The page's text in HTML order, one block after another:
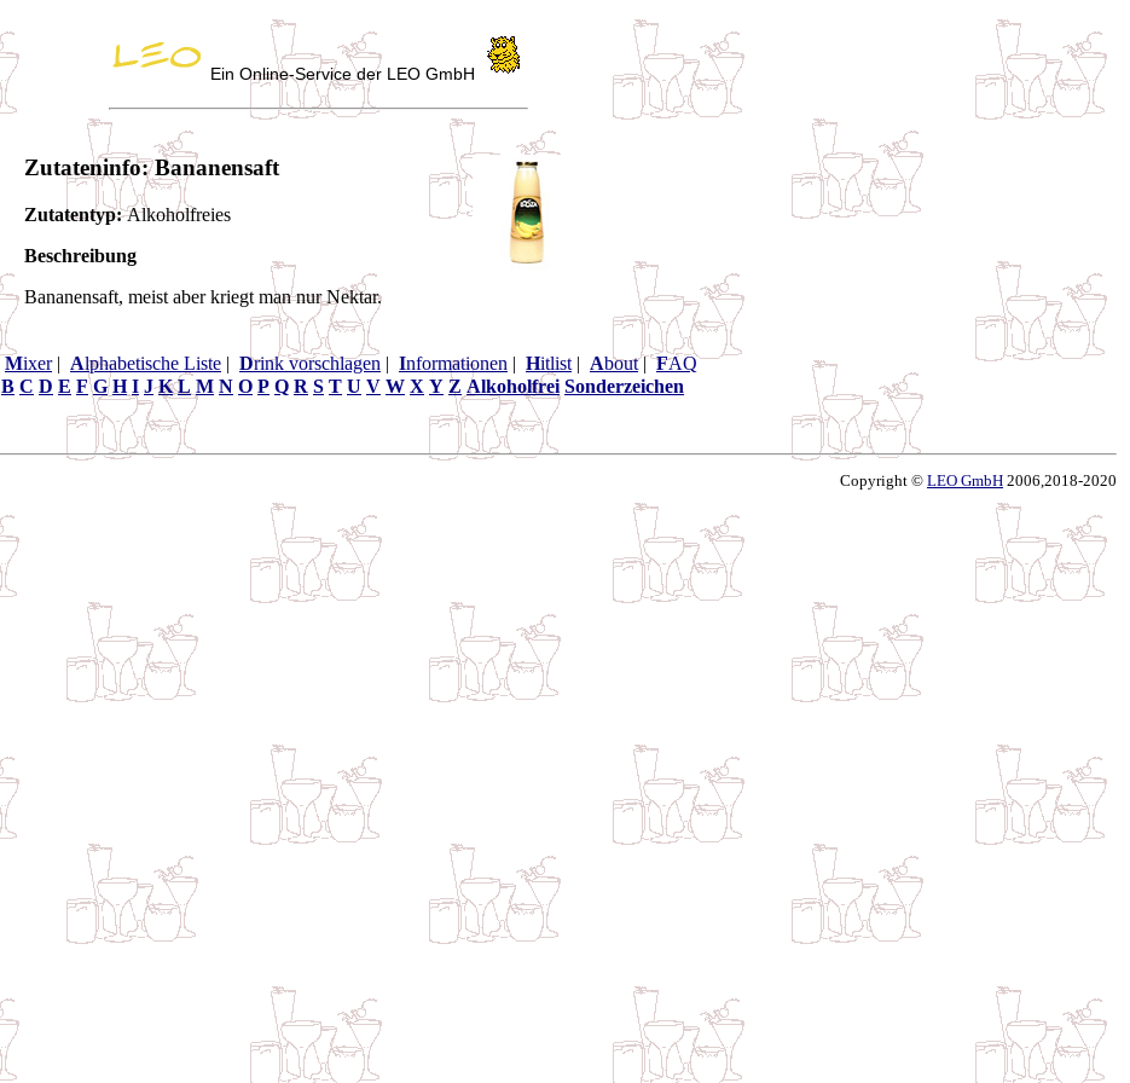
Ein Online-Service der LEO GmbH
Zutateninfo: Bananensaft
Zutatentyp:Alkoholfreies
Beschreibung
Bananensaft, meist aber kriegt man nur Nektar.
Mixer| Alphabetische Liste | Drink vorschlagen | Informationen | Hitlist | About|FAQ
B C D E F G H I J K L M N O P Q R S T U V W X Y Z Alkoholfrei Sonderzeichen
Copyright © LEO GmbH 2006,2018-2020